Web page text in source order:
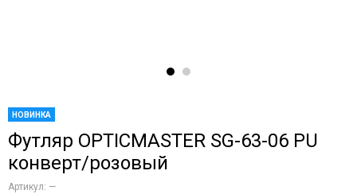
НОВИНКА
Футляр OPTICMASTER SG-63-06 PU
конверт/розовый
Артикул: —